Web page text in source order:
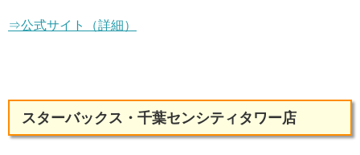
⇒公式サイト（詳細）
スターバックス・千葉センシティタワー店